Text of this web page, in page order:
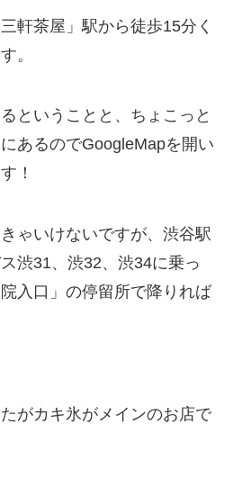
軒茶屋」駅から徒歩15分く
。
ということと、ちょこっと
あるのでGoogleMapを開い
す！
ゃいけないですが、渋谷駅
渋31、渋32、渋34に乗っ
入口」の停留所で降りれば
がカキ氷がメインのお店で